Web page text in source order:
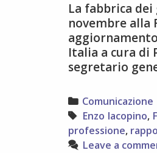
La fabbrica
novembre alla
Italia a cura di
segretario
Categories
Comunicazione
Tags
Enzo Iacopino,
professione,
Leave a